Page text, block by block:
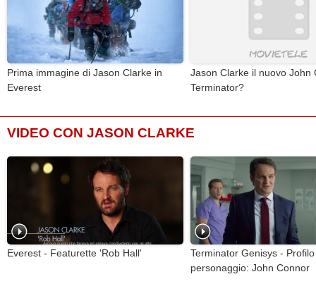
Prima immagine di Jason Clarke in
Everest
Jason Clarke il nuovo John
Terminator?
VIDEO CON JASON CLARKE
Everest - Featurette 'Rob Hall'
Terminator Genisys -
personaggio: John Connor